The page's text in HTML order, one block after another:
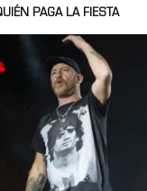
PAGA LA FIESTA